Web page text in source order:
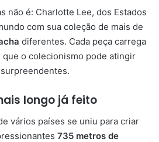
não é: Charlotte Lee, dos Estados
com sua coleção de mais de
diferentes. Cada peça carrega
que o colecionismo pode atingir
longo já feito
vários países se uniu para criar
735 metros de